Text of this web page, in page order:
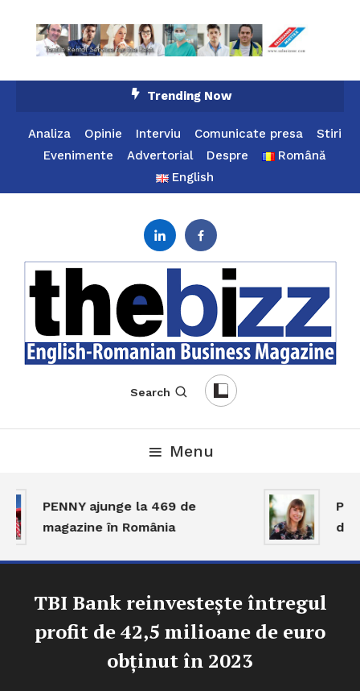
Content
Trending Now
Analiza Opinie Interviu Comunicate presa
Stiri
Evenimente
Advertorial Despre
Română
English
Search
Menu
PENNY ajunge la 469 de
magazine în România
dar
TBI Bank reinvestește întregul
profit de 42,5 milioane de euro
obținut în 2023